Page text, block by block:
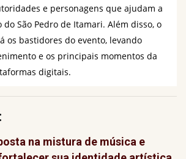
e personagens que ajudam a
São Pedro de Itamari. Além disso, o
os bastidores do evento, levando
e os principais momentos da
digitais.
na mistura de música e